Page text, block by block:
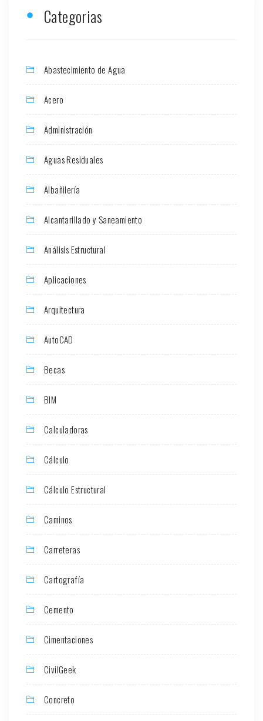
Categorias
Abastecimiento de Agua
Acero
Administración
Aguas Residuales
Albañilería
Alcantarillado y Saneamiento
Análisis Estructural
Aplicaciones
Arquitectura
AutoCAD
Becas
BIM
Calculadoras
Cálculo
Cálculo Estructural
Caminos
Carreteras
Cartografía
Cemento
Cimentaciones
CivilGeek
Concreto